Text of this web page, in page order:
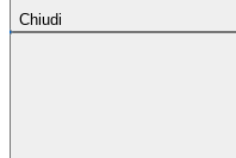
Chiudi